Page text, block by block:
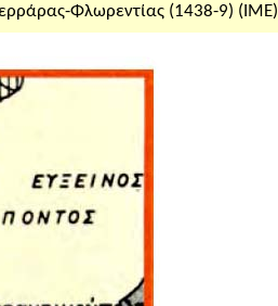
Φλωρεντίας (1438-9) (ΙΜΕ)